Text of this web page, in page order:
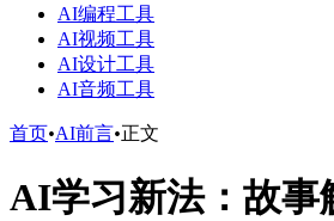
AI编程工具
AI视频工具
AI设计工具
AI音频工具
首页•AI前言•正文
AI学习新法：故事